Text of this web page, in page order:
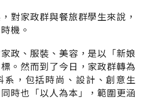
對家政群與餐旅群學生來說，
機。
政、服裝、美容，是以「新娘
。然而到了今日，家政群轉為
系，包括時尚、設計、創意生
時也「以人為本」，範圍更涵